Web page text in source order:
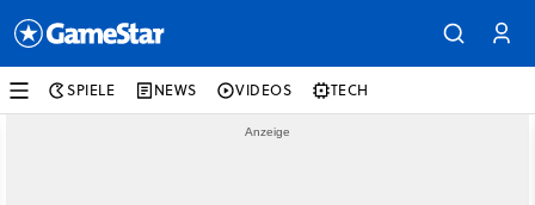
SPIELE NEWS VIDEOS TECH